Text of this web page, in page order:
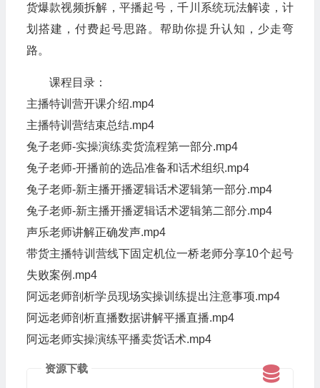
货爆款视频拆解，平播起号，千川系统玩法解读，计
划搭建，付费起号思路。帮助你提升认知，少走弯
路。
课程目录：
主播特训营开课介绍.mp4
主播特训营结束总结.mp4
兔子老师-实操演练卖货流程第一部分.mp4
兔子老师-开播前的选品准备和话术组织.mp4
兔子老师-新主播开播逻辑话术逻辑第一部分.mp4
兔子老师-新主播开播逻辑话术逻辑第二部分.mp4
声乐老师讲解正确发声.mp4
带货主播特训营线下固定机位一桥老师分享10个起号
失败案例.mp4
阿远老师剖析学员现场实操训练提出注意事项.mp4
阿远老师剖析直播数据讲解平播直播.mp4
阿远老师实操演练平播卖货话术.mp4
资源下载